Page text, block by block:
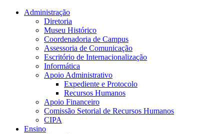
Conteúdo principal Menu principal
Administração
Diretoria
Museu Histórico
Coordenadoria de Campus
Assessoria de Comunicação
Escritório de Internacionalização
Informática
Apoio Administrativo
Expediente e Protocolo
Recursos Humanos
Apoio Financeiro
Comissão Setorial de Recursos Humanos
CIPA
Ensino